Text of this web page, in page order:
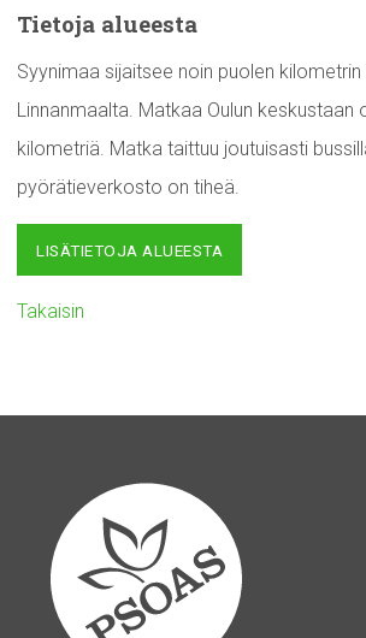
Tietoja alueesta
Syynimaa sijaitsee noin puolen
Linnanmaalta. Matkaa Oulun keskustaan
kilometriä. Matka taittuu joutuisasti
pyörätieverkosto on tiheä.
LISÄTIETOJA ALUEESTA
Takaisin